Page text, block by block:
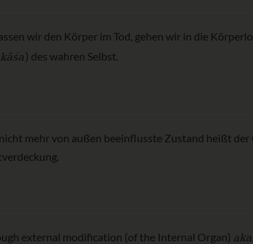
wir den Körper im Tod, gehen wir in die
) des wahren Selbst.
mehr von außen beeinflusste Zustand heißt
external modification (of the Internal Organ)